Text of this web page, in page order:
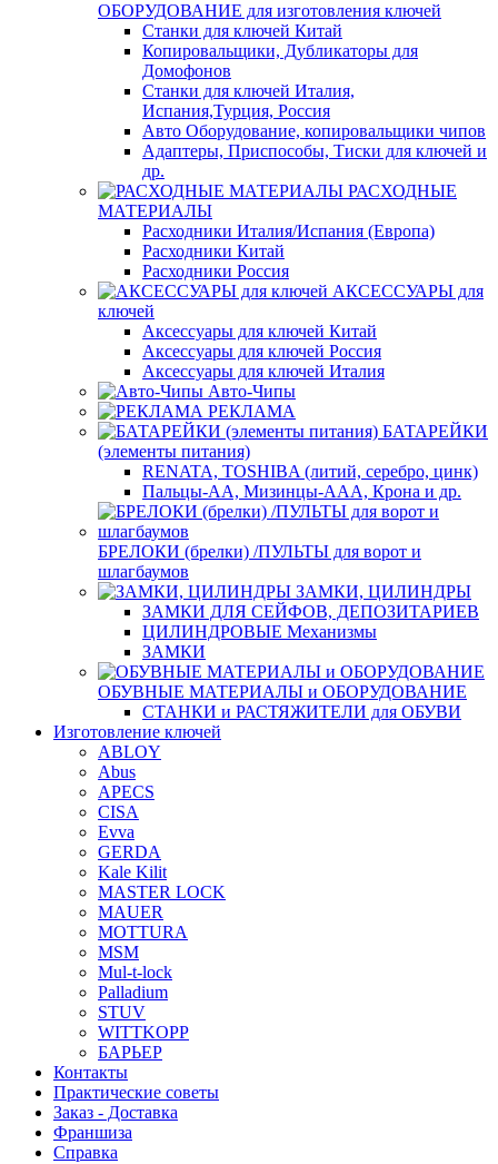
ОБОРУДОВАНИЕ для изготовления ключей
Станки для ключей Китай
Копировальщики, Дубликаторы для
Домофонов
Станки для ключей Италия,
Испания,Турция, Россия
Авто Оборудование, копировальщики чипов
Адаптеры, Приспособы, Тиски для ключей и
др.
РАСХОДНЫЕ
МАТЕРИАЛЫ
Расходники Италия/Испания (Европа)
Расходники Китай
Расходники Россия
АКСЕССУАРЫ для
ключей
Аксессуары для ключей Китай
Аксессуары для ключей Россия
Аксессуары для ключей Италия
Авто-Чипы
РЕКЛАМА
БАТАРЕЙКИ
(элементы питания)
RENATA, TOSHIBA (литий, серебро, цинк)
Пальцы-АА, Мизинцы-ААА, Крона и др.
БРЕЛОКИ (брелки) /ПУЛЬТЫ для ворот и
шлагбаумов
ЗАМКИ, ЦИЛИНДРЫ
ЗАМКИ ДЛЯ СЕЙФОВ, ДЕПОЗИТАРИЕВ
ЦИЛИНДРОВЫЕ Механизмы
ЗАМКИ
ОБУВНЫЕ МАТЕРИАЛЫ и ОБОРУДОВАНИЕ
СТАНКИ и РАСТЯЖИТЕЛИ для ОБУВИ
Изготовление ключей
ABLOY
Abus
APECS
CISA
Evva
GERDA
Kale Kilit
MASTER LOCK
MAUER
MOTTURA
MSM
Mul-t-lock
Palladium
STUV
WITTKOPP
БАРЬЕР
Контакты
Практические советы
Заказ - Доставка
Франшиза
Справка